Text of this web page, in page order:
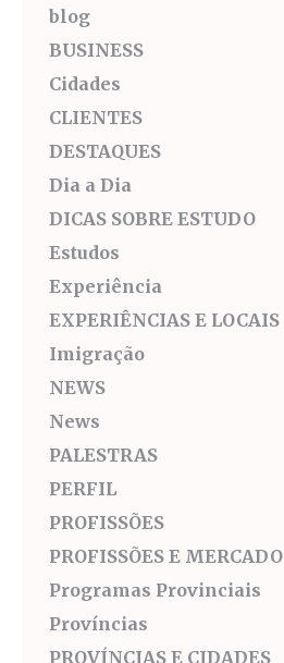
blog
BUSINESS
Cidades
CLIENTES
DESTAQUES
Dia a Dia
DICAS SOBRE ESTUDO
Estudos
Experiência
EXPERIÊNCIAS E LOCAIS
Imigração
NEWS
News
PALESTRAS
PERFIL
PROFISSÕES
PROFISSÕES E MERCADO
Programas Provinciais
Províncias
PROVÍNCIAS E CIDADES